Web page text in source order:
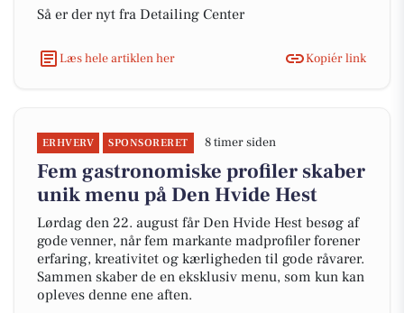
Så er der nyt fra Detailing Center
Læs hele artiklen her Kopiér link
ERHVERV SPONSORERET 8 timer siden
Fem gastronomiske profiler skaber
unik menu på Den Hvide Hest
Lørdag den 22. august får Den Hvide Hest besøg af
gode venner, når fem markante madprofiler forener
erfaring, kreativitet og kærligheden til gode råvarer.
Sammen skaber de en eksklusiv menu, som kun kan
opleves denne ene aften.